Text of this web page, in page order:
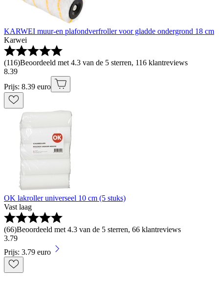
KARWEI muur-en plafondverfroller voor gladde ondergrond 18 cm
Karwei
(116)Beoordeeld met 4.3 van de 5 sterren, 116 klantreviews
8.39
Prijs: 8.39 euro
OK lakroller universeel 10 cm (5 stuks)
Vast laag
(66)Beoordeeld met 4.3 van de 5 sterren, 66 klantreviews
3.79
Prijs: 3.79 euro